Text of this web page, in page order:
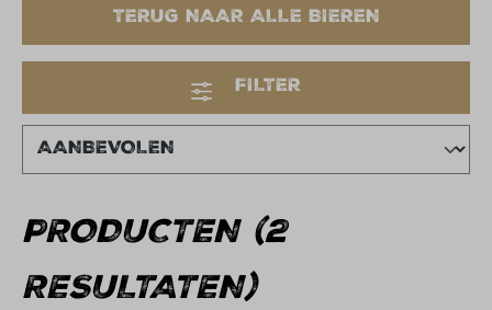
TERUG NAAR ALLE BIEREN
FILTER
PRODUCTEN (2
RESULTATEN)